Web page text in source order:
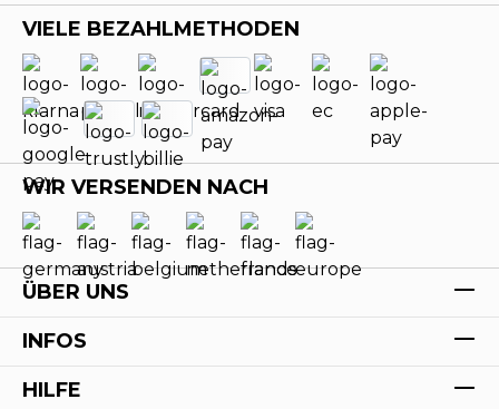
VIELE BEZAHLMETHODEN
WIR VERSENDEN NACH
ÜBER UNS
INFOS
HILFE